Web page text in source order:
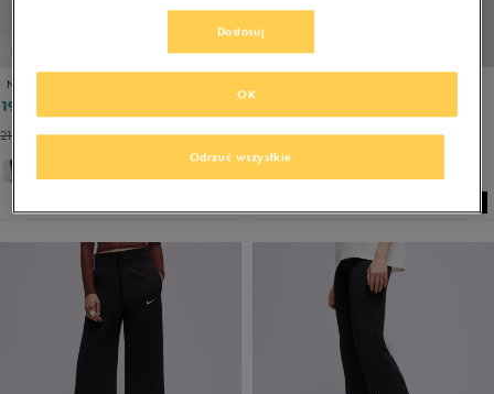
NIKE SPODNIE M NK CLUB BB JOGGER
197,99 zł
215,99 zł- najniższa cena
PROMO: DO -30%
224,99 zł
237,49 zł- najniższa cena
Dostosuj
Odrzuć wszystkie
OK